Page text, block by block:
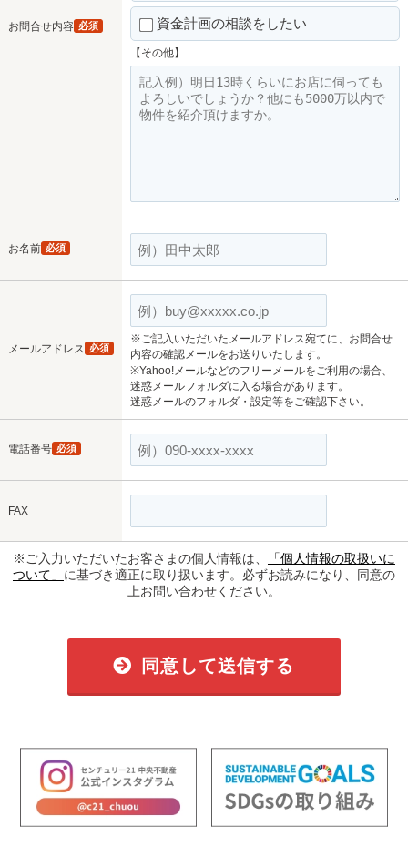
お問合せ内容 必須 資金計画の相談をしたい
【その他】
お名前 必須
メールアドレス 必須
※ご記入いただいたメールアドレス宛てに、お問合せ
内容の確認メールをお送りいたします。
※Yahoo!メールなどのフリーメールをご利用の場合、
迷惑メールフォルダに入る場合があります。
迷惑メールのフォルダ・設定等をご確認下さい。
電話番号 必須
FAX
※ご入力いただいたお客さまの個人情報は、
「個人情報の取扱いに
ついて」 に基づき適正に取り扱います。必ずお読みになり、同意の
上お問い合わせください。
同意して送信する